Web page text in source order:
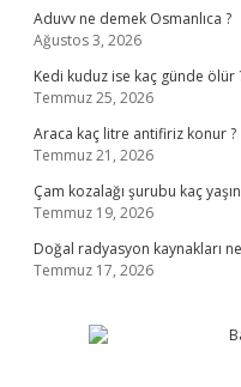
Aduvv ne demek Osmanlıca ?
Ağustos 3, 2026
Kedi kuduz ise kaç günde ölür
Temmuz 25, 2026
Araca kaç litre antifiriz konur ?
Temmuz 21, 2026
Çam kozalağı şurubu kaç
Temmuz 19, 2026
Doğal radyasyon kaynakları
Temmuz 17, 2026